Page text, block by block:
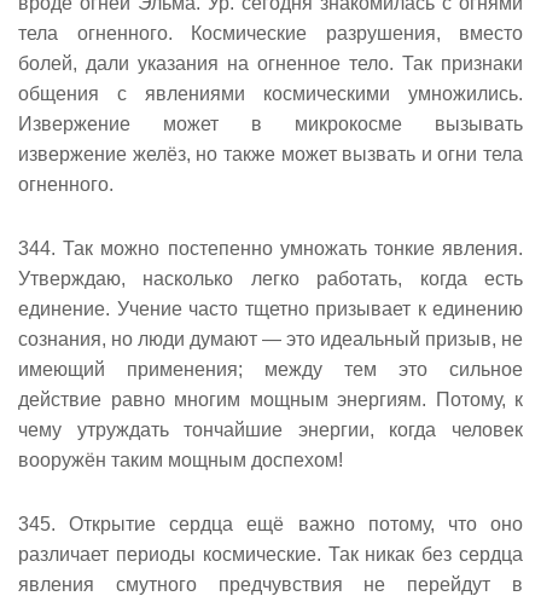
тела огненного. Космические разрушения, вместо
болей, дали указания на огненное тело. Так признаки
общения с явлениями космическими умножились.
Извержение может в микрокосме вызывать
извержение желёз, но также может вызвать и огни тела
огненного.
344. Так можно постепенно умножать тонкие явления.
Утверждаю, насколько легко работать, когда есть
единение. Учение часто тщетно призывает к единению
сознания, но люди думают — это идеальный призыв, не
имеющий применения; между тем это сильное
действие равно многим мощным энергиям. Потому, к
чему утруждать тончайшие энергии, когда человек
вооружён таким мощным доспехом!
345. Открытие сердца ещё важно потому, что оно
различает периоды космические. Так никак без сердца
явления смутного предчувствия не перейдут в